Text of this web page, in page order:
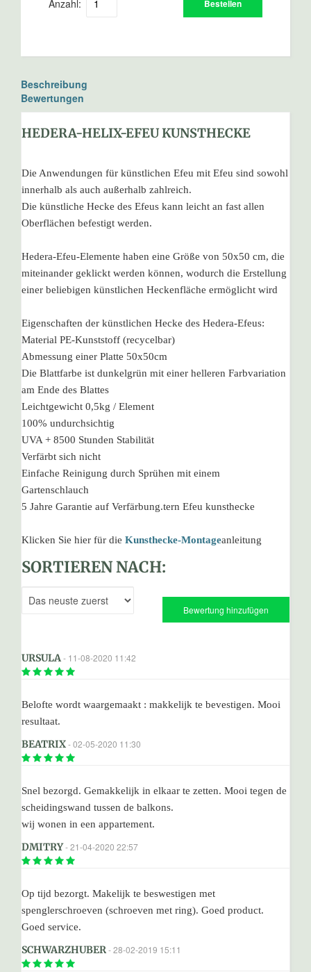
Anzahl: Bestellen
Beschreibung
Bewertungen
HEDERA-HELIX-EFEU KUNSTHECKE
Die Anwendungen für künstlichen Efeu mit Efeu sind sowohl
innerhalb als auch außerhalb zahlreich.
Die künstliche Hecke des Efeus kann leicht an fast allen
Oberflächen befestigt werden.
Hedera-Efeu-Elemente haben eine Größe von 50x50 cm, die
miteinander geklickt werden können, wodurch die Erstellung
einer beliebigen künstlichen Heckenfläche ermöglicht wird
Eigenschaften der künstlichen Hecke des Hedera-Efeus:
Material PE-Kunststoff (recycelbar)
Abmessung einer Platte 50x50cm
Die Blattfarbe ist dunkelgrün mit einer helleren Farbvariation
am Ende des Blattes
Leichtgewicht 0,5kg / Element
100% undurchsichtig
UVA + 8500 Stunden Stabilität
Verfärbt sich nicht
Einfache Reinigung durch Sprühen mit einem
Gartenschlauch
5 Jahre Garantie auf Verfärbung.tern Efeu kunsthecke
Klicken Sie hier für die Kunsthecke-Montageanleitung
SORTIEREN NACH:
Bewertung hinzufügen
URSULA - 11-08-2020 11:42
Belofte wordt waargemaakt : makkelijk te bevestigen. Mooi
resultaat.
BEATRIX- 02-05-2020 11:30
Snel bezorgd. Gemakkelijk in elkaar te zetten. Mooi tegen de
scheidingswand tussen de balkons.
wij wonen in een appartement.
DMITRY- 21-04-2020 22:57
Op tijd bezorgt. Makelijk te beswestigen met
spenglerschroeven (schroeven met ring). Goed product.
Goed service.
SCHWARZHUBER- 28-02-2019 15:11